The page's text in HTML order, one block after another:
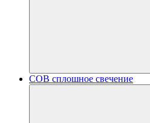
COB сплошное свечение